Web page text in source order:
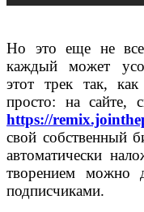
Но это еще не
каждый может
этот трек так,
просто: на сайте,
https://
свой собственный
автоматически
творением можно
подписчиками.